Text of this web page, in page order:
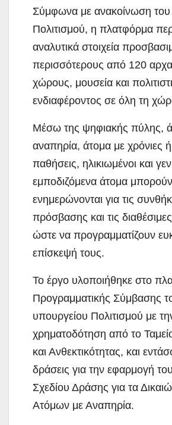
Σύμφωνα με ανακοίνωση του
Πολιτισμού, η πλατφόρμα
αναλυτικά στοιχεία
περισσότερους από 120
χώρους, μουσεία και
ενδιαφέροντος σε όλη τη
Μέσω της ψηφιακής πύλης,
αναπηρία, άτομα με χρόνιες
παθήσεις, ηλικιωμένοι και
εμποδιζόμενα άτομα
ενημερώνονται για τις
πρόσβασης και τις
ώστε να προγραμματίζουν
επίσκεψή τους.
Το έργο υλοποιήθηκε στο
Προγραμματικής Σύμβασης
υπουργείου Πολιτισμού με
χρηματοδότηση από το
και Ανθεκτικότητας, και
δράσεις για την εφαρμογή
Σχεδίου Δράσης για τα
Ατόμων με Αναπηρία.